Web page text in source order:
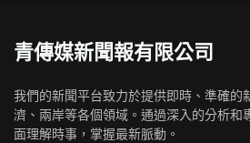
青傳媒新聞報有限公司
我們的新聞平台致力於提供即時、準確的
濟、兩岸等各個領域。通過深入的分析和
面理解時事，掌握最新脈動。